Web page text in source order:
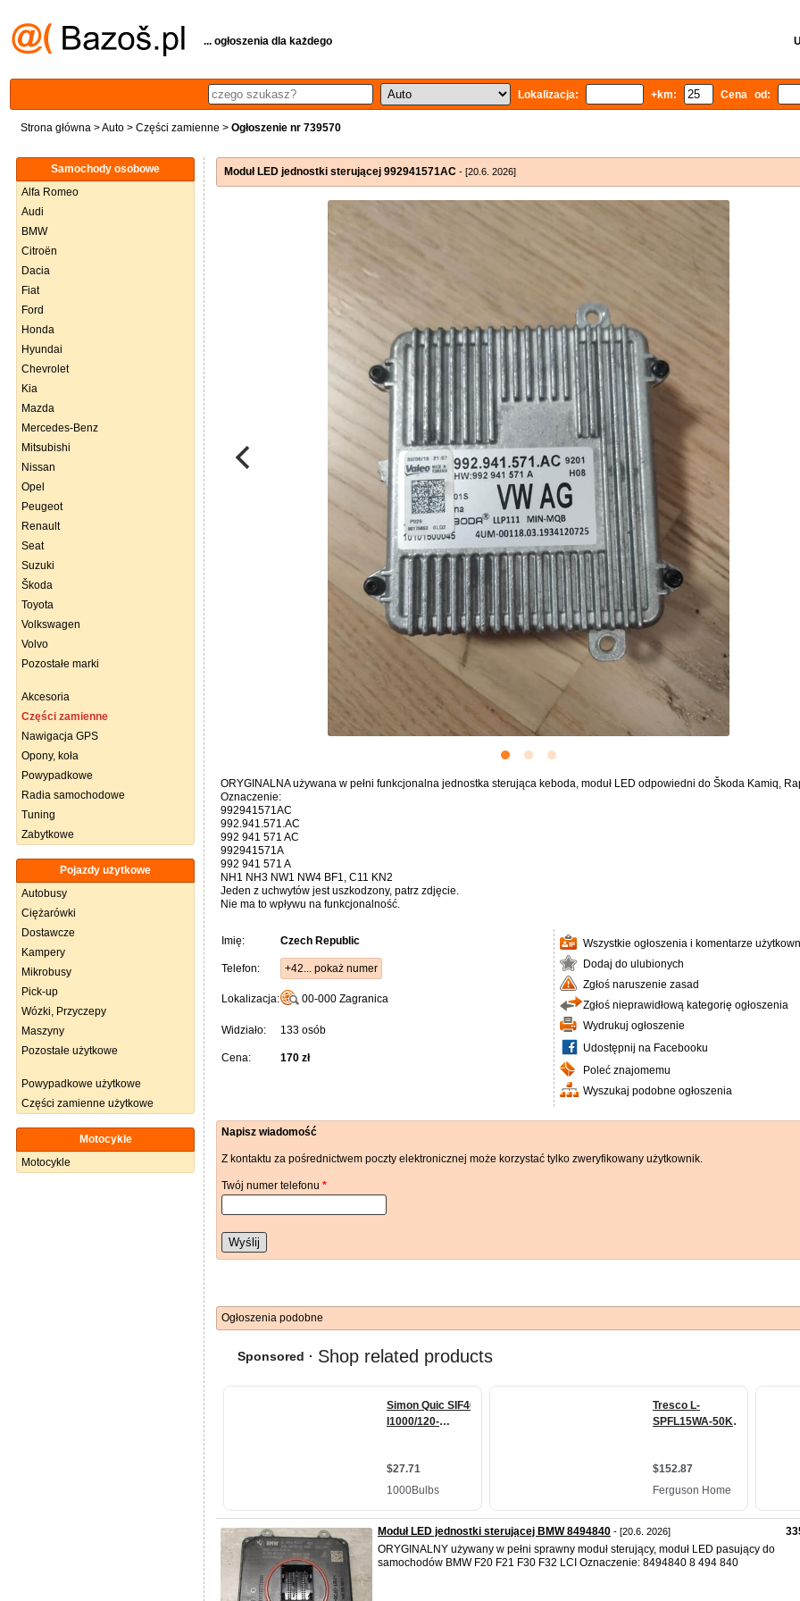
... ogłoszenia dla każdego
Lokalizacja: +km: Cena od:
Strona główna >Auto > Części zamienne > Ogłoszenie nr 739570
Samochody osobowe
Alfa Romeo
Audi
BMW
Citroën
Dacia
Fiat
Ford
Honda
Hyundai
Chevrolet
Kia
Mazda
Mercedes-Benz
Mitsubishi
Nissan
Opel
Peugeot
Renault
Seat
Suzuki
Škoda
Toyota
Volkswagen
Volvo
Pozostałe marki
Akcesoria
Części zamienne
Nawigacja GPS
Opony, koła
Powypadkowe
Radia samochodowe
Tuning
Zabytkowe
Pojazdy użytkowe
Autobusy
Ciężarówki
Dostawcze
Kampery
Mikrobusy
Pick-up
Wózki, Przyczepy
Maszyny
Pozostałe użytkowe
Powypadkowe użytkowe
Części zamienne użytkowe
Motocykle
Motocykle
Moduł LED jednostki sterującej 992941571AC - [20.6. 2026]
ORYGINALNA używana w pełni funkcjonalna jednostka sterująca keboda, moduł LED odpowiedni do Škoda Kamiq,
Oznaczenie:
992941571AC
992.941.571.AC
992 941 571 AC
992941571A
992 941 571 A
NH1 NH3 NW1 NW4 BF1, C11 KN2
Jeden z uchwytów jest uszkodzony, patrz zdjęcie.
Nie ma to wpływu na funkcjonalność.
Imię: Czech Republic
Telefon: +42... pokaż numer
Lokalizacja: 00-000 Zagranica
Widziało: 133 osób
Cena: 170 zł
Wszystkie ogłoszenia i komentarze
Dodaj do ulubionych
Zgłoś naruszenie zasad
Zgłoś nieprawidłową kategorię ogłoszenia
Wydrukuj ogłoszenie
Udostępnij na Facebooku
Poleć znajomemu
Wyszukaj podobne ogłoszenia
Napisz wiadomość
Z kontaktu za pośrednictwem poczty elektronicznej może korzystać tylko zweryfikowany użytkownik.
Twój numer telefonu *
Wyślij
Ogłoszenia podobne
Moduł LED jednostki sterującej BMW 8494840 - [20.6. 2026]
ORYGINALNY używany w pełni sprawny moduł sterujący, moduł LED pasujący do
samochodów BMW F20 F21 F30 F32 LCI Oznaczenie: 8494840 8 494 840